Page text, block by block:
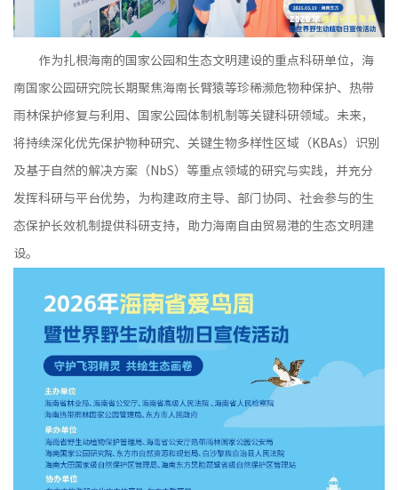
作为扎根海南的国家公园和生态文明建设的重点科研单位，海
南国家公园研究院长期聚焦海南长臂猿等珍稀濒危物种保护、热带
雨林保护修复与利用、国家公园体制机制等关键科研领域。未来，
将持续深化优先保护物种研究、关键生物多样性区域（KBAs）识别
及基于自然的解决方案（NbS）等重点领域的研究与实践，并充分
发挥科研与平台优势，为构建政府主导、部门协同、社会参与的生
态保护长效机制提供科研支持，助力海南自由贸易港的生态文明建
设。